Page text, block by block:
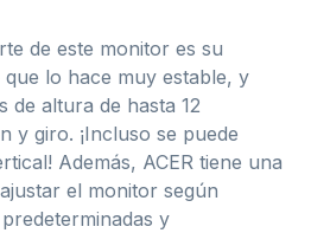
de este monitor es su
lo hace muy estable, y
de altura de hasta 12
y giro. ¡Incluso se puede
Además, ACER tiene una
el monitor según
y